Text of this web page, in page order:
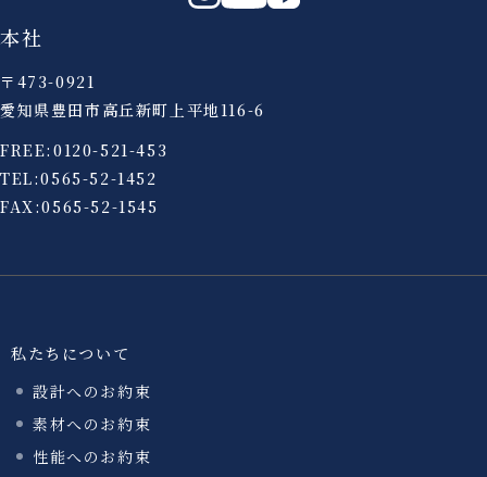
私たちについて
設計へのお約束
素材へのお約束
性能へのお約束
本社
〒473-0921
愛知県豊田市高丘新町上平地116-6
FREE: 0120-521-453
TEL:0565-52-1452
FAX:0565-52-1545